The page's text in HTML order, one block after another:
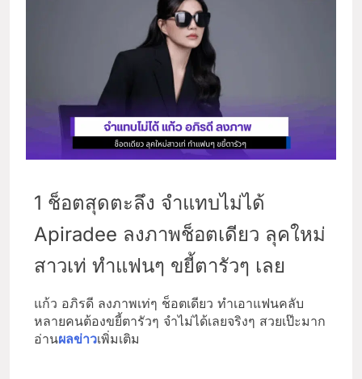
1 ช็อตสุดตะลึง จำแทบไม่ได้
Apiradee ลงภาพช็อตเดียว ลุคใหม่
สาวเท่ ทำแฟนๆ ขยี้ตารัวๆ เลย
แก้ว อภิรดี ลงภาพเท่ๆ ช็อตเดียว ทำเอาแฟนคลับ
หลายคนต้องขยี้ตารัวๆ จำไม่ได้เลยจริงๆ สวยเป๊ะมาก
อ่านผลข่าวเพิ่มเติม